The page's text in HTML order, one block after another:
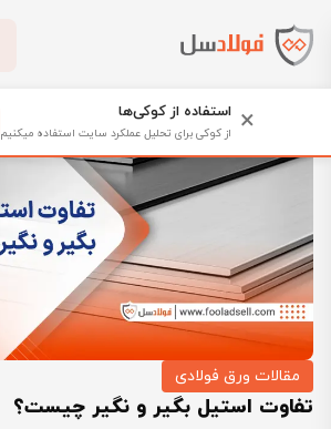
فولادسل
مقالات ورق فولادی
تفاوت استیل بگیر و نگیر چیست؟
× استفاده از کوکی‌ها
از کوکی برای تحلیل عملکرد سایت استفاده میکنیم